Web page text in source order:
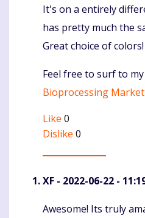
It's on a entirely
has pretty much the
Great choice of colors!
Feel free to surf to
Bioprocessing Market
Like 0
Dislike 0
XF - 2022-06-22 -
Komentaras
Awesome! Its truly